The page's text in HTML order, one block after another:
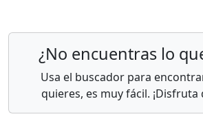
¿No encuentras lo
Usa el buscador para
quieres, es muy fácil. ¡Disfruta